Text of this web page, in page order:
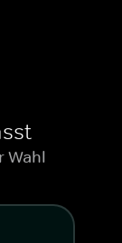
Wahl